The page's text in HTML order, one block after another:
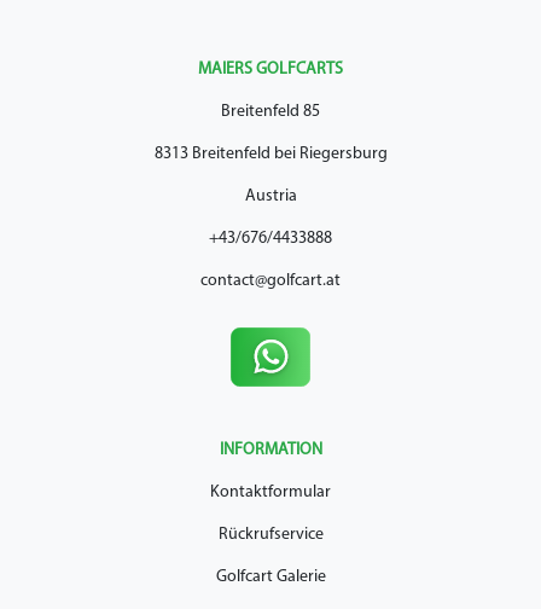
MAIERS GOLFCARTS
Breitenfeld 85
8313 Breitenfeld bei Riegersburg
Austria
+43/676/4433888
contact@golfcart.at
INFORMATION
Kontaktformular
Rückrufservice
Golfcart Galerie